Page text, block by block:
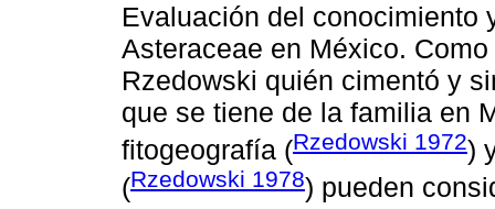
Evaluación del conocimiento
Asteraceae en México.
Rzedowski quién cimentó y
que se tiene de la familia en
fitogeografía (Rzedowski 1972)
(Rzedowski 1978) pueden